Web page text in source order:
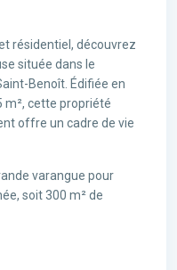
résidentiel, découvrez
située dans le
Benoît. Édifiée en
m², cette propriété
offre un cadre de vie
varangue pour
soit 300 m² de